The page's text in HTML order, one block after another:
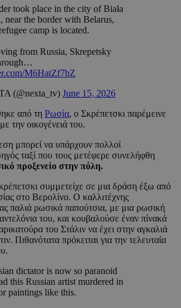
took place in the city of Biała
near the border with Belarus,
camp is located.
from Russia, Skrepetsky
M6HatZf7bZ
(@nexta_tv) June 15, 2026
από τη Ρωσία, ο Σκρέπετσκι παρέμεινε
την οικογένειά του.
μπορεί να υπάρχουν πολλοί
ταξί που τους μετέφερε συνελήφθη
προξενείο στην πόλη.
συμμετείχε σε μια δράση έξω από
στο Βερολίνο. Ο καλλιτέχνης
παλιά ρωσικά παπούτσια, με μια ρωσική
του, και κουβαλούσε έναν πίνακά
του Στάλιν να έχει στην αγκαλιά
Πιθανότατα πρόκειται για την τελευταία
dictator is now so paranoid
this Russian artist murdered in
paintings like this.